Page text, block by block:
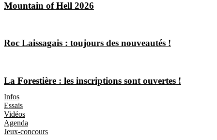
Mountain of Hell 2026
Roc Laissagais : toujours des nouveautés !
La Forestière : les inscriptions sont ouvertes !
Infos
Essais
Vidéos
Agenda
Jeux-concours